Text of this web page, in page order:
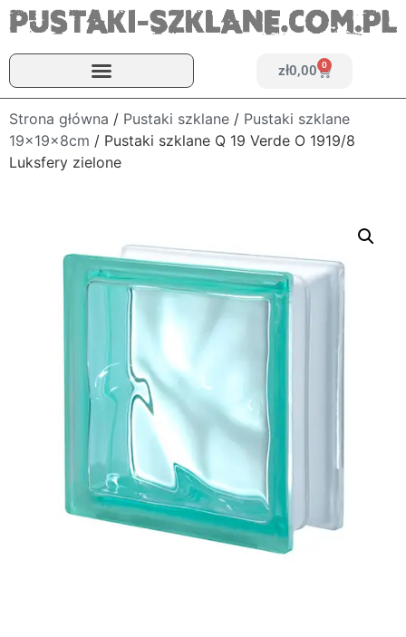
zł0,00 0
Strona główna / Pustaki szklane / Pustaki szklane
19x19x8cm / Pustaki szklane Q 19 Verde O 1919/8
Luksfery zielone